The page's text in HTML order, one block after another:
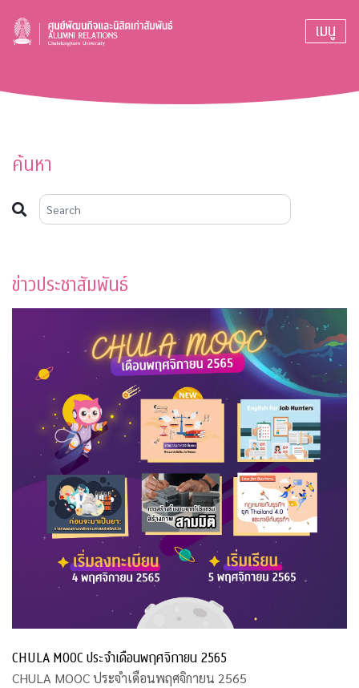
เมนู
ค้นหา
ข่าวประชาสัมพันธ์
CHULA MOOC ประจำเดือนพฤศจิกายน 2565
CHULA MOOC ประจำเดือนพฤศจิกายน 2565